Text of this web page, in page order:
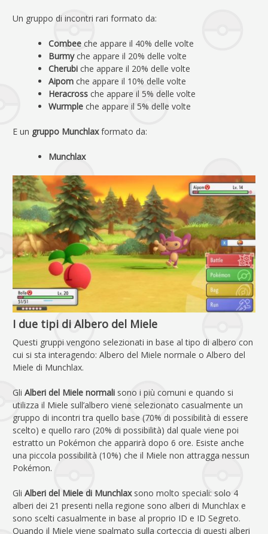
Un gruppo di incontri rari formato da:
Combee che appare il 40% delle volte
Burmyche appare il 20% delle volte
Cherubi che appare il 20% delle volte
Aipom che appare il 10% delle volte
Heracross che appare il 5% delle volte
Wurmple che appare il 5% delle volte
E un gruppo Munchlaxformato da:
Munchlax
I due tipi di Albero del Miele
Questi gruppi vengono selezionati in base al tipo di albero con
cui si sta interagendo: Albero del Miele normale o Albero del
Miele di Munchlax.
Gli Alberi del Miele normali sono i più comuni e quando si
utilizza il Miele sull’albero viene selezionato casualmente un
gruppo di incontri tra quello base (70% di possibilità di essere
scelto) e quello raro (20% di possibilità) dal quale viene poi
estratto un Pokémon che apparirà dopo 6 ore. Esiste anche
una piccola possibilità (10%) che il Miele non attragga nessun
Pokémon.
Gli Alberi del Miele di Munchlaxsono molto speciali: solo 4
alberi dei 21 presenti nella regione sono alberi di Munchlax e
sono scelti casualmente in base al proprio ID e ID Segreto.
Quando il Miele viene spalmato sulla corteccia di questi alberi